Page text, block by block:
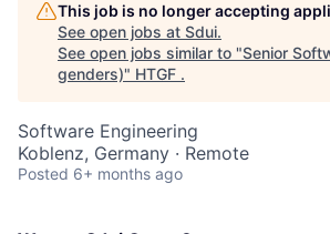
This job is no longer accepting
See open jobs at Sdui.
See open jobs similar to "Senior
genders)" HTGF .
Software Engineering
Koblenz, Germany · Remote
Posted 6+ months ago